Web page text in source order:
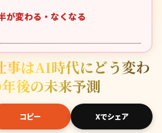
が変わる・なくなる
事はAI時代にどう変わ
後の未来予測
コピー Xでシェア